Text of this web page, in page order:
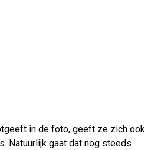
in de foto, geeft ze zich ook
Natuurlijk gaat dat nog steeds